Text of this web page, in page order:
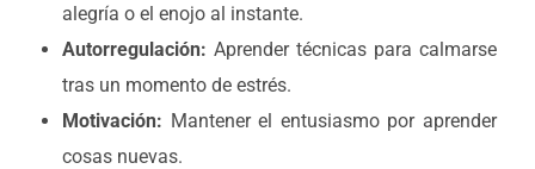
alegría o el enojo al instante.
Autorregulación: Aprender técnicas para calmarse
tras un momento de estrés.
Motivación: Mantener el entusiasmo por aprender
cosas nuevas.